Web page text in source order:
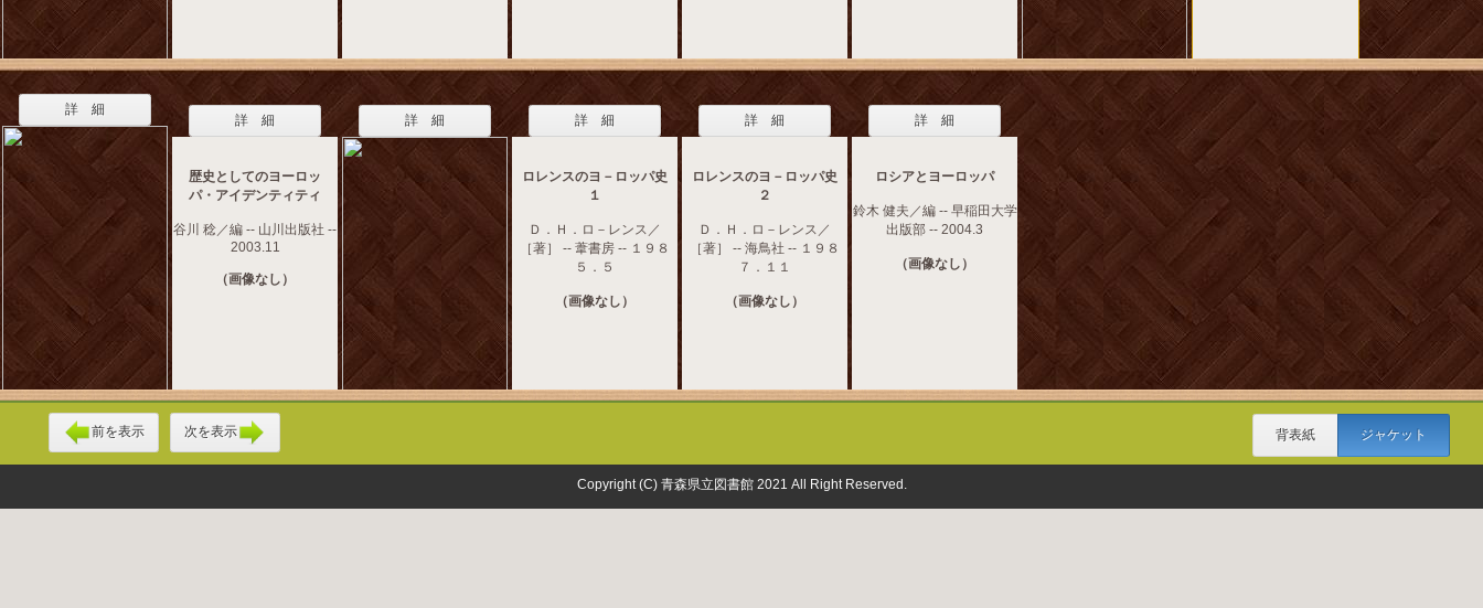
詳 細
詳 細
歴史としてのヨーロッ
パ・アイデンティティ
谷川 稔／編 -- 山川出版社 --
2003.11
（画像なし）
詳 細 詳 細
ロレンスのヨ－ロッパ史
１
Ｄ．Ｈ．ロ－レンス／
［著］ -- 葦書房 -- １９８
５．５
（画像なし）
詳 細
ロレンスのヨ－ロッパ史
２
Ｄ．Ｈ．ロ－レンス／
［著］ -- 海鳥社 -- １９８
７．１１
（画像なし）
詳 細
ロシアとヨーロッパ
鈴木 健夫／編 -- 早稲田大学
出版部 -- 2004.3
（画像なし）
前を表示 次を表示 背表紙 ジャケット
Copyright (C) 青森県立図書館 2021 All Right Reserved.